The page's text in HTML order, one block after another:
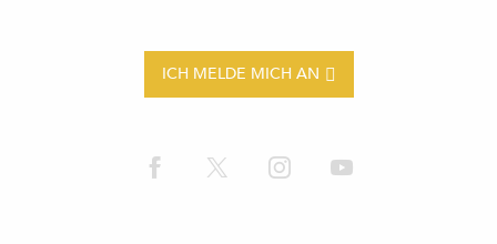
ICH MELDE MICH AN